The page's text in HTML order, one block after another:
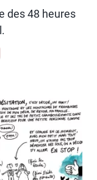
des 48 heures